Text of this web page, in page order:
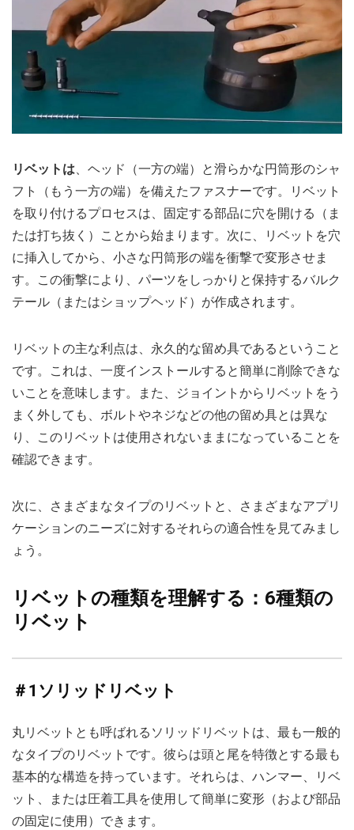
リベットは、ヘッド（一方の端）と滑らかな円筒形のシャ
フト（もう一方の端）を備えたファスナーです。リベット
を取り付けるプロセスは、固定する部品に穴を開ける（ま
たは打ち抜く）ことから始まります。次に、リベットを穴
に挿入してから、小さな円筒形の端を衝撃で変形させま
す。この衝撃により、パーツをしっかりと保持するバルク
テール（またはショップヘッド）が作成されます。
リベットの主な利点は、永久的な留め具であるということ
です。これは、一度インストールすると簡単に削除できな
いことを意味します。また、ジョイントからリベットをう
まく外しても、ボルトやネジなどの他の留め具とは異な
り、このリベットは使用されないままになっていることを
確認できます。
次に、さまざまなタイプのリベットと、さまざまなアプリ
ケーションのニーズに対するそれらの適合性を見てみまし
ょう。
リベットの種類を理解する：6種類の
リベット
＃1ソリッドリベット
丸リベットとも呼ばれるソリッドリベットは、最も一般的
なタイプのリベットです。彼らは頭と尾を特徴とする最も
基本的な構造を持っています。それらは、ハンマー、リベ
ット、または圧着工具を使用して簡単に変形（および部品
の固定に使用）できます。